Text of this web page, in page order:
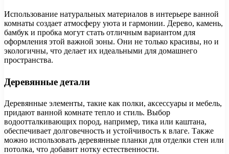
Использование натуральных материалов в интерьере ванной
комнаты создает атмосферу уюта и гармонии. Дерево, камень,
бамбук и пробка могут стать отличным вариантом для
оформления этой важной зоны. Они не только красивы, но и
экологичны, что делает их идеальными для домашнего
пространства.
Деревянные детали
Деревянные элементы, такие как полки, аксессуары и мебель,
придают ванной комнате тепло и стиль. Выбор
водоотталкивающих пород, например, тика или каштана,
обеспечивает долговечность и устойчивость к влаге. Также
можно использовать деревянные планки для отделки стен или
потолка, что добавит нотку естественности.